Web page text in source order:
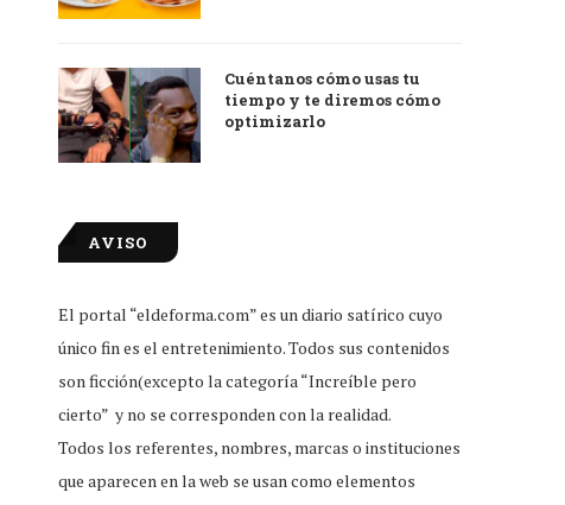
Cuéntanos cómo usas tu
tiempo y te diremos cómo
optimizarlo
AVISO
El portal “eldeforma.com” es un diario satírico cuyo
único fin es el entretenimiento. Todos sus contenidos
son ficción(excepto la categoría “Increíble pero
cierto” y no se corresponden con la realidad.
Todos los referentes, nombres, marcas o instituciones
que aparecen en la web se usan como elementos